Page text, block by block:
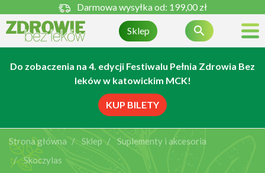
Darmowa wysyłka od: 199,00 zł
Sklep 
Do zobaczenia na 4. edycji Festiwalu Pełnia Zdrowia Bez
leków w katowickim MCK!
KUP BILETY
Strona główna Sklep
Suplementy i akcesoria
Skoczylas